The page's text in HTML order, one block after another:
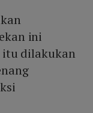
ini
itu dilakukan